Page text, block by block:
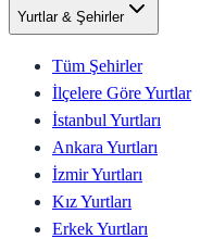
Yurtlar & Şehirler
Tüm Şehirler
İlçelere Göre Yurtlar
İstanbul Yurtları
Ankara Yurtları
İzmir Yurtları
Kız Yurtları
Erkek Yurtları